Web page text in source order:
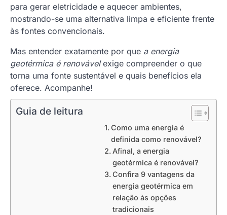
para gerar eletricidade e aquecer ambientes,
mostrando-se uma alternativa limpa e eficiente frente
às fontes convencionais.
Mas entender exatamente por que a energia
geotérmica é renovávelexige compreender o que
torna uma fonte sustentável e quais benefícios ela
oferece. Acompanhe!
Guia de leitura
Como uma energia é
definida como renovável?
Afinal, a energia
geotérmica é renovável?
Confira 9 vantagens da
energia geotérmica em
relação às opções
tradicionais